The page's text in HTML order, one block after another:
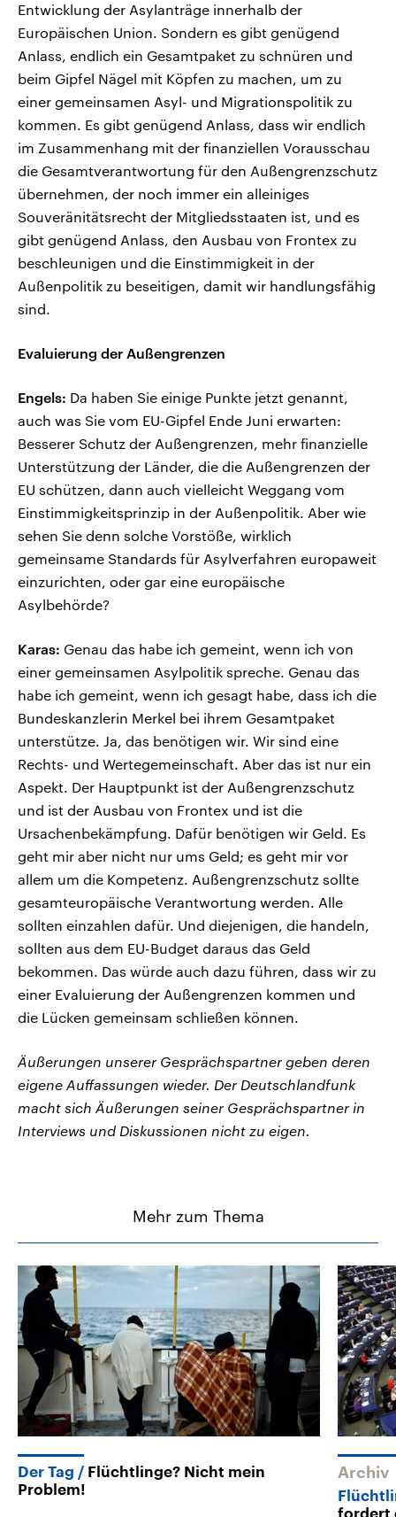
Entwicklung der Asylanträge innerhalb der
Europäischen Union. Sondern es gibt genügend
Anlass, endlich ein Gesamtpaket zu schnüren und
beim Gipfel Nägel mit Köpfen zu machen, um zu
einer gemeinsamen Asyl- und Migrationspolitik zu
kommen. Es gibt genügend Anlass, dass wir endlich
im Zusammenhang mit der finanziellen Vorausschau
die Gesamtverantwortung für den Außengrenzschutz
übernehmen, der noch immer ein alleiniges
Souveränitätsrecht der Mitgliedsstaaten ist, und es
gibt genügend Anlass, den Ausbau von Frontex zu
beschleunigen und die Einstimmigkeit in der
Außenpolitik zu beseitigen, damit wir handlungsfähig
sind.
Evaluierung der Außengrenzen
Engels: Da haben Sie einige Punkte jetzt genannt,
auch was Sie vom EU-Gipfel Ende Juni erwarten:
Besserer Schutz der Außengrenzen, mehr finanzielle
Unterstützung der Länder, die die Außengrenzen der
EU schützen, dann auch vielleicht Weggang vom
Einstimmigkeitsprinzip in der Außenpolitik. Aber wie
sehen Sie denn solche Vorstöße, wirklich
gemeinsame Standards für Asylverfahren europaweit
einzurichten, oder gar eine europäische
Asylbehörde?
Karas: Genau das habe ich gemeint, wenn ich von
einer gemeinsamen Asylpolitik spreche. Genau das
habe ich gemeint, wenn ich gesagt habe, dass ich die
Bundeskanzlerin Merkel bei ihrem Gesamtpaket
unterstütze. Ja, das benötigen wir. Wir sind eine
Rechts- und Wertegemeinschaft. Aber das ist nur ein
Aspekt. Der Hauptpunkt ist der Außengrenzschutz
und ist der Ausbau von Frontex und ist die
Ursachenbekämpfung. Dafür benötigen wir Geld. Es
geht mir aber nicht nur ums Geld; es geht mir vor
allem um die Kompetenz. Außengrenzschutz sollte
gesamteuropäische Verantwortung werden. Alle
sollten einzahlen dafür. Und diejenigen, die handeln,
sollten aus dem EU-Budget daraus das Geld
bekommen. Das würde auch dazu führen, dass wir zu
einer Evaluierung der Außengrenzen kommen und
die Lücken gemeinsam schließen können.
Äußerungen unserer Gesprächspartner geben deren
eigene Auffassungen wieder. Der Deutschlandfunk
macht sich Äußerungen seiner Gesprächspartner in
Interviews und Diskussionen nicht zu eigen.
Mehr zum Thema
Der Tag
Flüchtlinge? Nicht mein
Problem!
Archiv